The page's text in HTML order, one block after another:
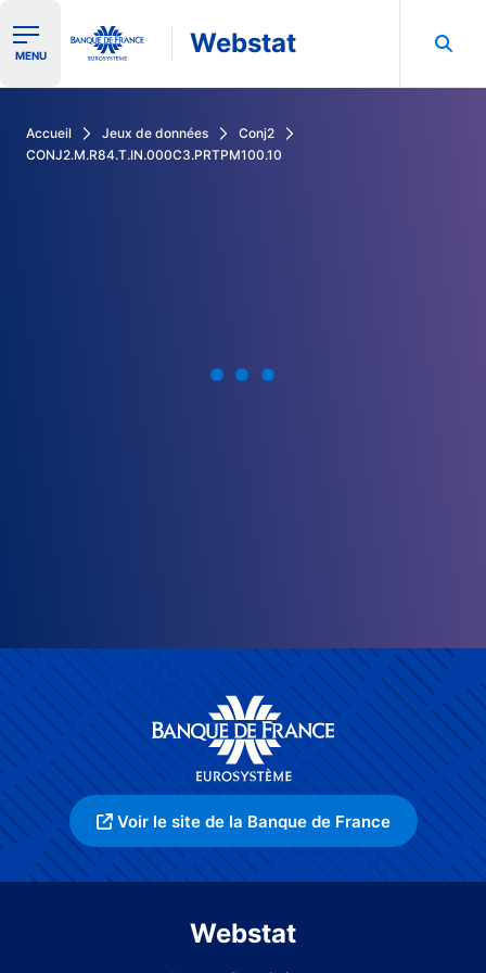
Ouvrir le menu de navigation
MENU Webstat
Accueil Jeux de données
Conj2
CONJ2.M.R84.T.IN.000C3.PRTPM100.10
Voir le site de la Banque de France
Webstat